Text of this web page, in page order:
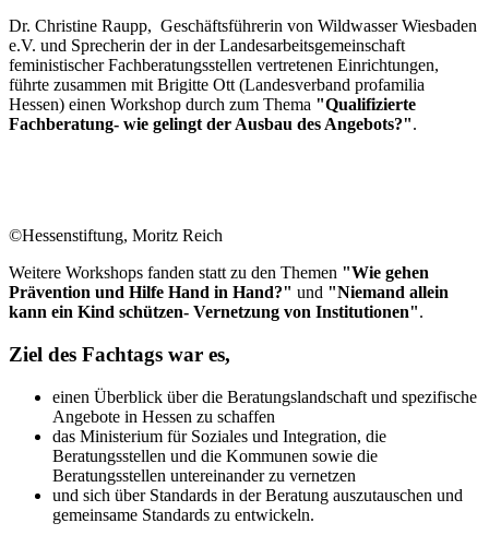
Dr. Christine Raupp, Geschäftsführerin von Wildwasser Wiesbaden
e.V. und Sprecherin der in der Landesarbeitsgemeinschaft
feministischer Fachberatungsstellen vertretenen Einrichtungen,
führte zusammen mit Brigitte Ott (Landesverband profamilia
Hessen) einen Workshop durch zum Thema "Qualifizierte
Fachberatung- wie gelingt der Ausbau des Angebots?".
©Hessenstiftung, Moritz Reich
Weitere Workshops fanden statt zu den Themen "Wie gehen
Prävention und Hilfe Hand in Hand?" und "Niemand allein
kann ein Kind schützen- Vernetzung von Institutionen".
Ziel des Fachtags war es,
einen Überblick über die Beratungslandschaft und spezifische
Angebote in Hessen zu schaffen
das Ministerium für Soziales und Integration, die
Beratungsstellen und die Kommunen sowie die
Beratungsstellen untereinander zu vernetzen
und sich über Standards in der Beratung auszutauschen und
gemeinsame Standards zu entwickeln.